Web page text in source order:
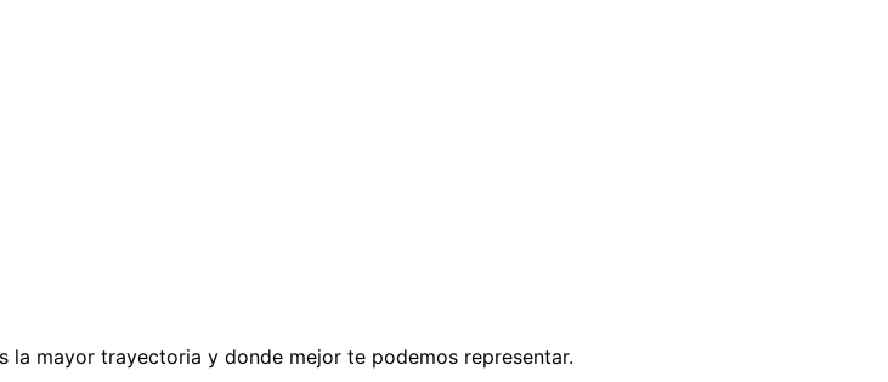
la mayor trayectoria y donde mejor te podemos representar.